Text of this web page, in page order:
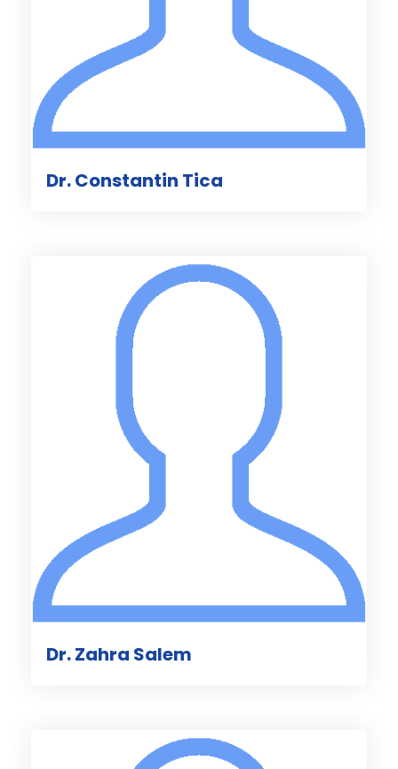
Dr. Constantin Tica
Dr. Zahra Salem